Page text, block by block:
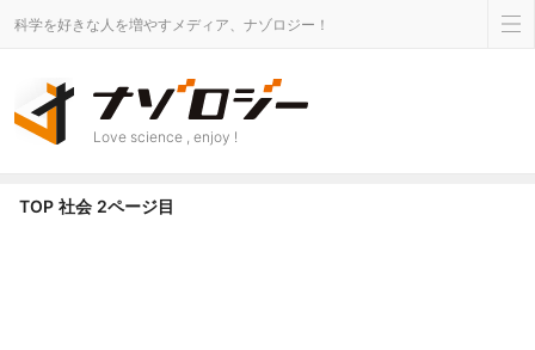
科学を好きな人を増やすメディア、ナゾロジー！
Love science , enjoy !
TOP 社会 2ページ目